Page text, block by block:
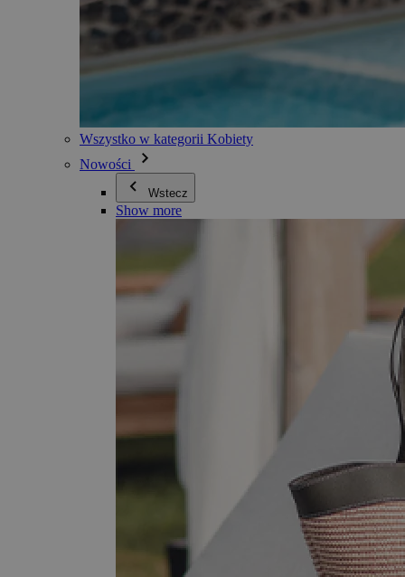
Wszystko w kategorii Kobiety
Nowości
Wstecz
Show more